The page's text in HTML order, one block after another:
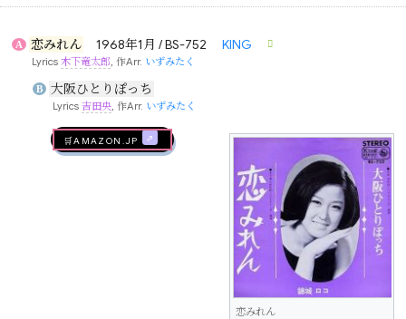
A 恋みれん 1968年1月 / BS-752 KING
Lyrics木下竜太郎, 作Arr. いずみたく
B 大阪ひとりぽっち
Lyrics 吉田央, 作Arr. いずみたく
恋みれん
🛒AMAZON.jp